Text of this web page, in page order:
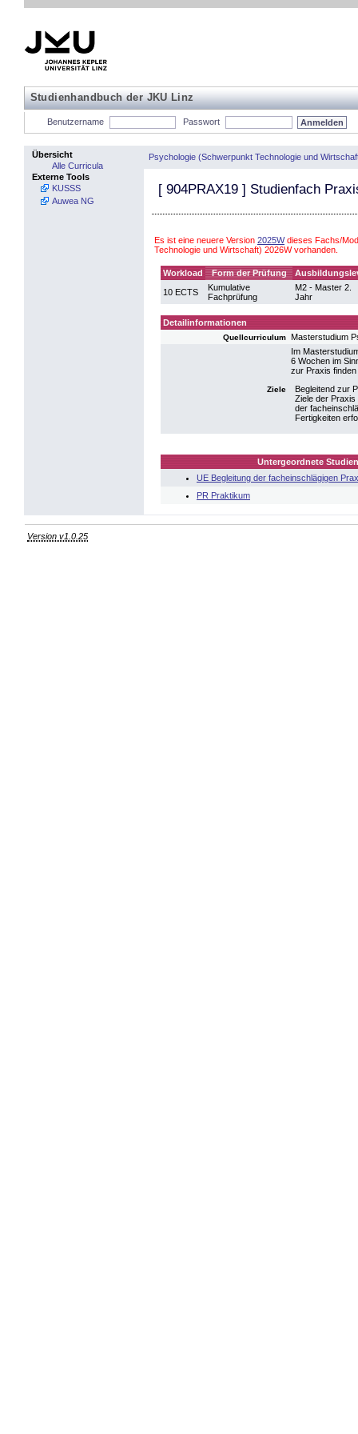
Studienhandbuch der JKU Linz
Benutzername Passwort
Übersicht
Alle Curricula
Externe Tools
KUSSS
Auwea NG
Psychologie (Schwerpunkt Technologie und
[ 904PRAX19 ] Studienfach
Es ist eine neuere Version 2025Wdieses Fachs/
Technologie und Wirtschaft) 2026W vorhanden.
Workload Form der Prüfung
10 ECTS
Kumulative
Fachprüfung
M2 - Master 2.
Jahr
Detailinformationen
Quellcurriculum Masterstudium
Ziele
Im
6 Wochen im
zur Praxis
Begleitend zur
Ziele der Praxis
der
Fertigkeiten
Untergeordnete
UE Begleitung der facheinschlägigen
PR Praktikum
Version v1.0.25